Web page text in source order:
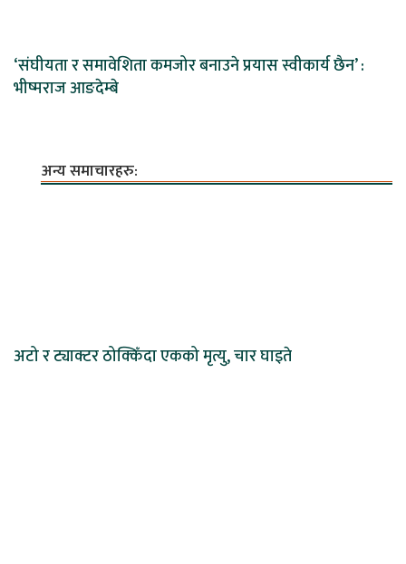
‘संघीयता र समावेशिता कमजोर बनाउने प्रयास स्वीकार्य छैन’ :
भीष्मराज आङदेम्बे
अन्य समाचारहरु:
अटो र ट्याक्टर ठोक्किँदा एकको मृत्यु, चार घाइते